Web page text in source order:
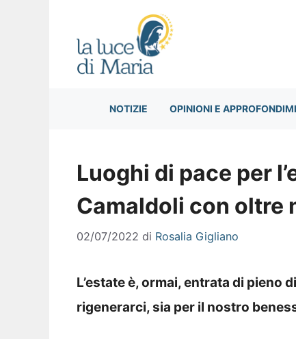
NOTIZIE OPINIONI E
Luoghi di pace per
Camaldoli con oltre
02/07/2022 di Rosalia Gigliano
L’estate è, ormai, entrata di pieno
rigenerarci, sia per il nostro